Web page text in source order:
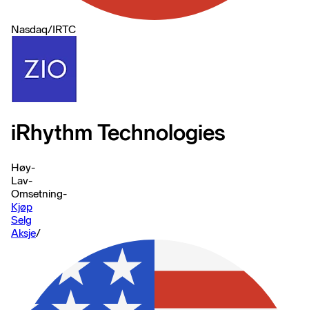
Nasdaq/IRTC
iRhythm Technologies
Høy-
Lav-
Omsetning-
Kjøp
Selg
Aksje/